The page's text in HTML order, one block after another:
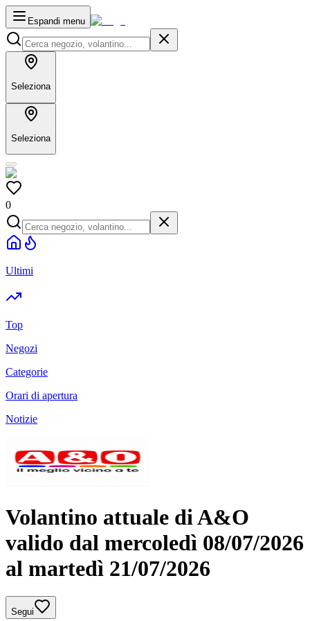
Espandi menu
Seleziona
Seleziona
0
Ultimi
Top
Negozi
Categorie
Orari di apertura
Notizie
Volantino attuale di A&O
valido dal mercoledì 08/07/2026
al martedì 21/07/2026
Segui